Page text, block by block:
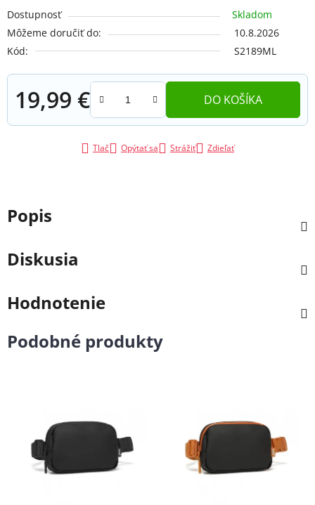
Dostupnosť
Skladom
Môžeme doručiť do:
10.8.2026
Kód:
S2189ML
19,99 €
Jednotková cena:
DO KOŠÍKA
Tlač Opýtať sa Strážiť Zdieľať
Popis
Diskusia
Hodnotenie
Podobné produkty